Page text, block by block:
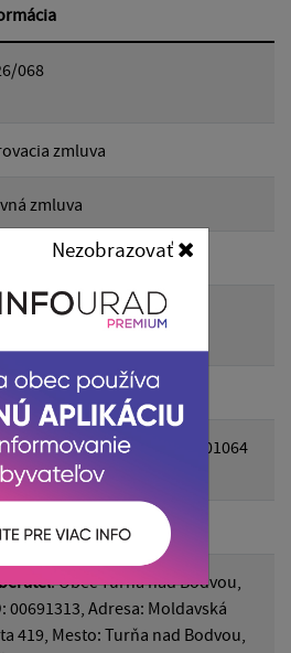
Nezobrazovať
068
zmluva
zmluva
zmluva4
€
pod číslom TUR-S2026/01064
: Obec Turňa nad Bodvou,
00691313, Adresa: Moldavská
419, Mesto: Turňa nad Bodvou,